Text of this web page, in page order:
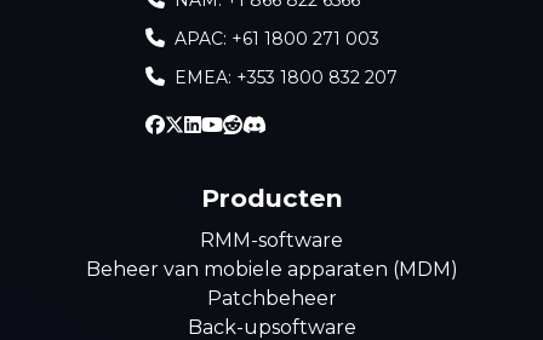
APAC: +61 1800 271 003
EMEA: +353 1800 832 207
Producten
RMM-software
Beheer van mobiele apparaten (MDM)
Patchbeheer
Back-upsoftware